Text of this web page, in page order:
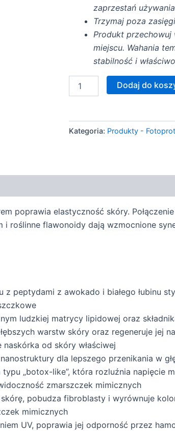
zaprzestań
Trzymaj poza
Produkt
miejscu. Wahania
stabilność i
Cell
Aquatica
Sunscreen
Dodaj do
Kategoria: Produkty -
poprawia elastyczność skóry.
i roślinne flawonoidy dają wzmocnione
z peptydami z awokado i białego łubinu
ludzkiej matrycy lipidowej oraz
warstw skóry oraz regeneruje jej
od skóry właściwej
dla lepszego przenikania w
„botox-like”, która rozluźnia napięcie
zmarszczek mimicznych
pobudza fibroblasty i wyrównuje
mimicznych
UV, poprawia jej odporność przez